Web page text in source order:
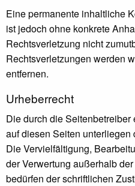
Eine permanente inhaltliche
ist jedoch ohne konkrete
Rechtsverletzung nicht
Rechtsverletzungen werden
entfernen.
Urheberrecht
Die durch die
auf diesen Seiten unterliegen
Die Vervielfältigung,
der Verwertung außerhalb
bedürfen der schriftlichen